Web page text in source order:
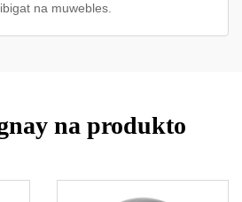
na muwebles.
na produkto